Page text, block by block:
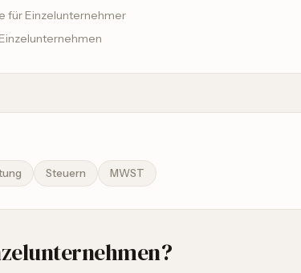
für Einzelunternehmer
Steuern MWST